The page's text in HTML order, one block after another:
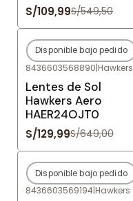
S/109,99S/549,50
-80%OFF
Agotado
Disponible bajo pedido
8436603568890|Hawkers
Lentes de Sol
Hawkers Aero
HAER24OJT0
S/129,99S/649,00
-80%OFF
Agotado
Disponible bajo pedido
8436603569194|Hawkers